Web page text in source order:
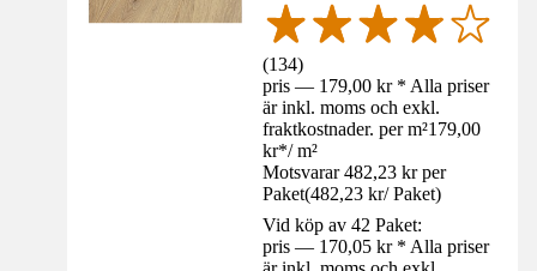
(134)
pris — 179,00 kr * Alla priser
är inkl. moms och exkl.
fraktkostnader. per m²179,00
kr*/ m²
Motsvarar 482,23 kr per
Paket(482,23 kr/ Paket)
Vid köp av 42 Paket:
pris — 170,05 kr * Alla priser